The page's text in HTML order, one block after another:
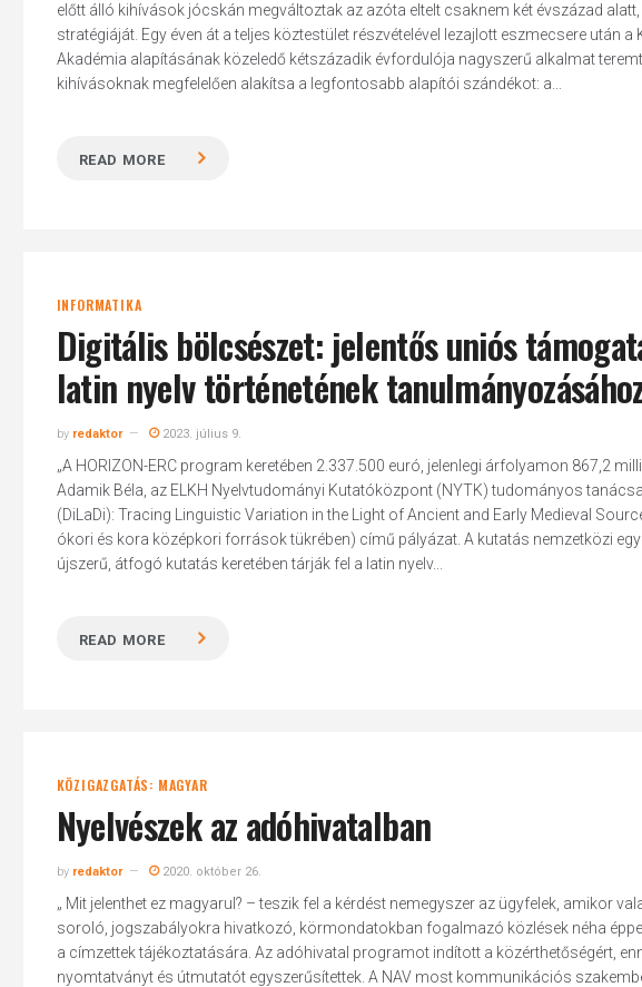
Hit enter to search or ESC to close
előtt álló kihívások jócskán megváltoztak az azóta eltelt csaknem két évszázad
stratégiáját. Egy éven át a teljes köztestület részvételével lezajlott eszmecsere
Akadémia alapításának közeledő kétszázadik évfordulója nagyszerű alkalmat
kihívásoknak megfelelően alakítsa a legfontosabb alapítói szándékot: a...
READ MORE
INFORMATIKA
Digitális bölcsészet: jelentős uniós
latin nyelv történetének
by redaktor 2023. július 9.
„A HORIZON-ERC program keretében 2.337.500 euró, jelenlegi árfolyamon 867,2
Adamik Béla, az ELKH Nyelvtudományi Kutatóközpont (NYTK) tudományos
(DiLaDi): Tracing Linguistic Variation in the Light of Ancient and Early Medieval
ókori és kora középkori források tükrében) című pályázat. A kutatás nemzetközi
újszerű, átfogó kutatás keretében tárják fel a latin nyelv...
READ MORE
KÖZIGAZGATÁS: MAGYAR
Nyelvészek az adóhivatalban
by redaktor 2020. október 26.
„ Mit jelenthet ez magyarul? – teszik fel a kérdést nemegyszer az ügyfelek, amikor
soroló, jogszabályokra hivatkozó, körmondatokban fogalmazó közlések néha
a címzettek tájékoztatására. Az adóhivatal programot indított a közérthetőségért,
nyomtatványt és útmutatót egyszerűsítettek. A NAV most kommunikációs